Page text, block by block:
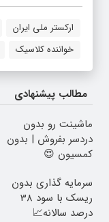
ارکستر ملی ایران
خواننده کلاسیک
مطالب پیشنهادی
ماشینت رو بدون
دردسر بفروش | بدون
کمسیون 😍
سرمایه گذاری بدون
ریسک با سود 38
درصد سالانه📈